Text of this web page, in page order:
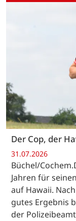
Der Cop, der
31.07.2026
Büchel/
Jahren für
auf Hawaii.
gutes Ergebnis
der